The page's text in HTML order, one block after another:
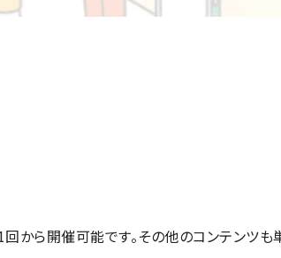
から開催可能です。その他のコンテンツも